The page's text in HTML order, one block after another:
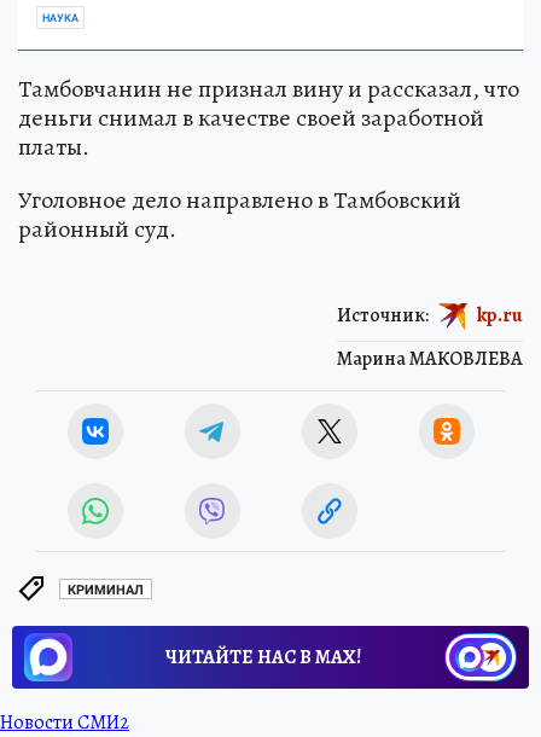
НАУКА
Тамбовчанин не признал вину и рассказал, что
деньги снимал в качестве своей заработной
платы.
Уголовное дело направлено в Тамбовский
районный суд.
Марина МАКОВЛЕВА
Источник: kp.ru
КРИМИНАЛ
ЧИТАЙТЕ НАС В МАХ!
Новости СМИ2